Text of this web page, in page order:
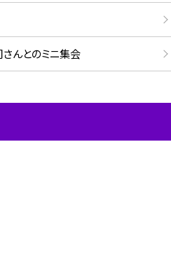
んとのミニ集会